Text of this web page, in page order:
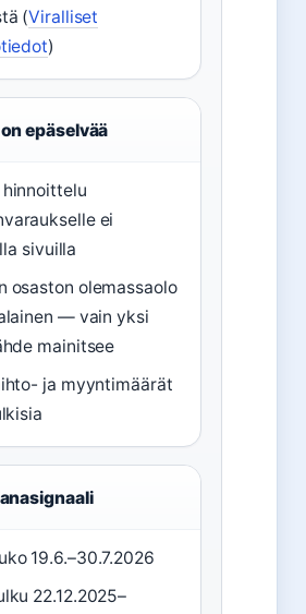
(Viralliset
)
epäselvää
ei
sivuilla
osaston olemassaolo
— vain yksi
mainitsee
ja myyntimäärät
19.6.–30.7.2026
22.12.2025–